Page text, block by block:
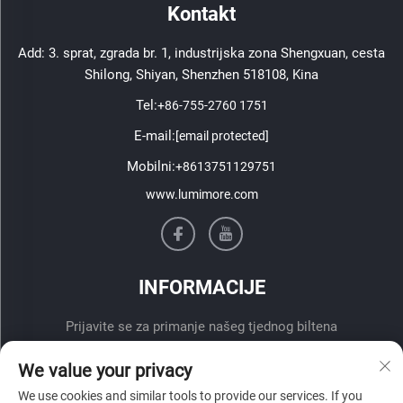
Kontakt
Add: 3. sprat, zgrada br. 1, industrijska zona Shengxuan, cesta
Shilong, Shiyan, Shenzhen 518108, Kina
Tel:+86-755-2760 1751
E-mail:[email protected]
Mobilni:+8613751129751
www.lumimore.com
INFORMACIJE
Prijavite se za primanje našeg tjednog biltena
We value your privacy
We use cookies and similar tools to provide our services. If you